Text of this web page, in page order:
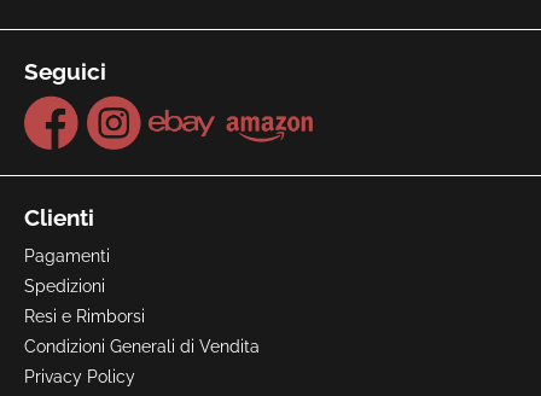
Seguici
Clienti
Pagamenti
Spedizioni
Resi e Rimborsi
Condizioni Generali di Vendita
Privacy Policy